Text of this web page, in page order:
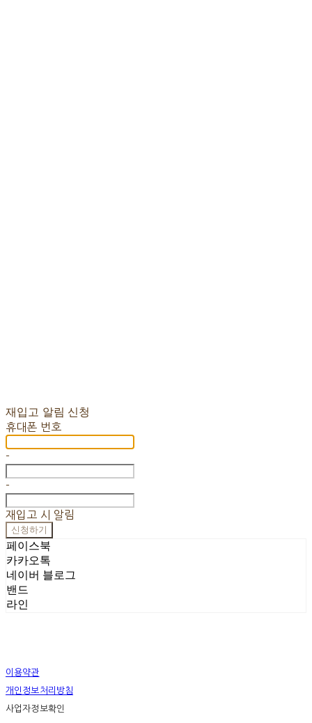
재입고 알림 신청
휴대폰 번호
-
-
재입고 시 알림
신청하기
페이스북
카카오톡
네이버 블로그
밴드
라인
이용약관
개인정보처리방침
사업자정보확인